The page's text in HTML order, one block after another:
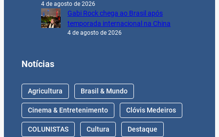
4 de agosto de 2026
Gabi Rock chega ao Brasil após
temporada internacional na China
4 de agosto de 2026
Notícias
Agricultura Brasil & Mundo
Cinema & Entretenimento Clóvis Medeiros
COLUNISTAS Cultura Destaque